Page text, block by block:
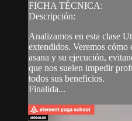
FICHA TÉCNICA:
Descripción:
Analizamos en esta clase
extendidos. Veremos cómo
asana y su ejecución,
que nos suelen impedir
todos sus beneficios.
Finalida...